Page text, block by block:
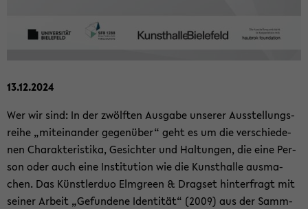
13.12.2024
Wer wir sind: In der zwölf­ten Aus­ga­be un­se­rer Aus­stel­lungs­
rei­he „mit­ein­an­der ge­gen­über“ geht es um die ver­schie­de­
nen Cha­rak­te­ris­ti­ka, Ge­sich­ter und Hal­tun­gen, die eine Per­
son oder auch eine In­sti­tu­ti­on wie die Kunst­hal­le aus­ma­
chen. Das Künst­ler­duo Elm­green & Drags­et hin­ter­fragt mit
sei­ner Ar­beit „Ge­fun­de­ne Iden­ti­tät“ (2009) aus der Samm­